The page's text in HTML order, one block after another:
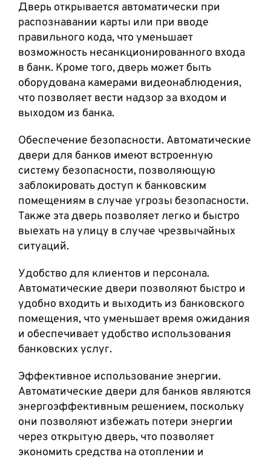
Дверь открывается автоматически при
распознавании карты или при вводе
правильного кода, что уменьшает
возможность несанкционированного входа
в банк. Кроме того, дверь может быть
оборудована камерами видеонаблюдения,
что позволяет вести надзор за входом и
выходом из банка.
Обеспечение безопасности. Автоматические
двери для банков имеют встроенную
систему безопасности, позволяющую
заблокировать доступ к банковским
помещениям в случае угрозы безопасности.
Также эта дверь позволяет легко и быстро
выехать на улицу в случае чрезвычайных
ситуаций.
Удобство для клиентов и персонала.
Автоматические двери позволяют быстро и
удобно входить и выходить из банковского
помещения, что уменьшает время ожидания
и обеспечивает удобство использования
банковских услуг.
Эффективное использование энергии.
Автоматические двери для банков являются
энергоэффективным решением, поскольку
они позволяют избежать потери энергии
через открытую дверь, что позволяет
экономить средства на отоплении и